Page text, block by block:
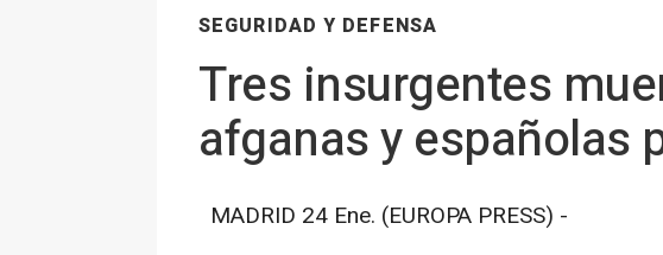
SEGURIDAD Y DEFENSA
Tres insurgentes
afganas y españolas
MADRID 24 Ene. (EUROPA PRESS) -